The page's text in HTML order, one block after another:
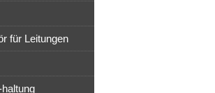
für Leitungen